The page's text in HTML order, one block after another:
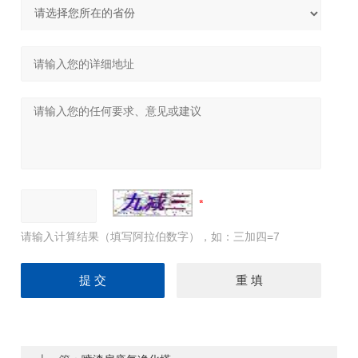
请输入计算结果（填写阿拉伯数字），如：三加四=7